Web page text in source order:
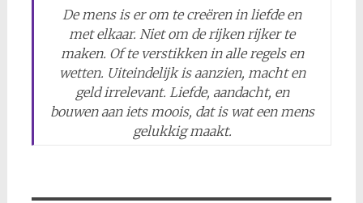
De mens is er om te creëren in liefde en
met elkaar. Niet om de rijken rijker te
maken. Of te verstikken in alle regels en
wetten. Uiteindelijk is aanzien, macht en
geld irrelevant. Liefde, aandacht, en
bouwen aan iets moois, dat is wat een mens
gelukkig maakt.